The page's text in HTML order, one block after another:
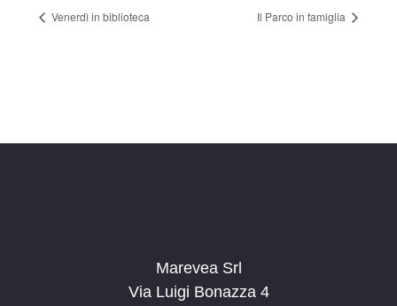
Venerdì in biblioteca Il Parco in famiglia
Marevea Srl
Via Luigi Bonazza 4